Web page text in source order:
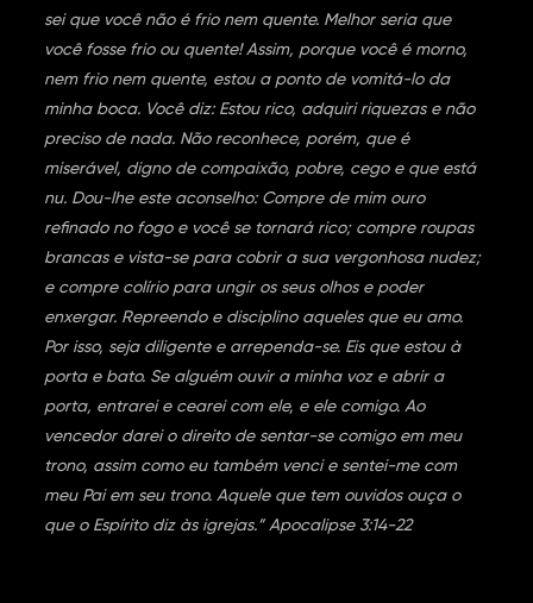
sei que você não é frio nem quente. Melhor seria que
você fosse frio ou quente! Assim, porque você é morno,
nem frio nem quente, estou a ponto de vomitá-lo da
minha boca. Você diz: Estou rico, adquiri riquezas e não
preciso de nada. Não reconhece, porém, que é
miserável, digno de compaixão, pobre, cego e que está
nu. Dou-lhe este aconselho: Compre de mim ouro
refinado no fogo e você se tornará rico; compre roupas
brancas e vista-se para cobrir a sua vergonhosa nudez;
e compre colírio para ungir os seus olhos e poder
enxergar. Repreendo e disciplino aqueles que eu amo.
Por isso, seja diligente e arrependa-se. Eis que estou à
porta e bato. Se alguém ouvir a minha voz e abrir a
porta, entrarei e cearei com ele, e ele comigo. Ao
vencedor darei o direito de sentar-se comigo em meu
trono, assim como eu também venci e sentei-me com
meu Pai em seu trono. Aquele que tem ouvidos ouça o
que o Espírito diz às igrejas.” Apocalipse 3:14-22